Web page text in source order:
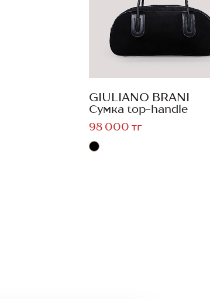
GIULIANO BRANI
Сумка top-handle
98 000 тг